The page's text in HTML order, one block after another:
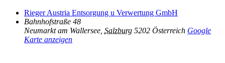
Rieger Austria Entsorgung u Verwertung GmbH
Bahnhofstraße 48
Neumarkt am Wallersee Salzburg 5202 Österreich Google
Karte anzeigen